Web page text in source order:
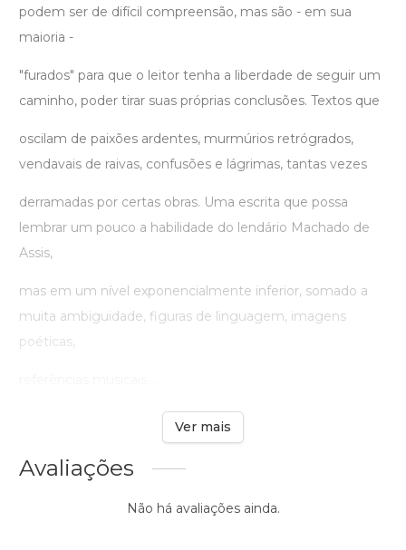
podem ser de difícil compreensão, mas são - em sua
maioria -
"furados" para que o leitor tenha a liberdade de seguir um
caminho, poder tirar suas próprias conclusões. Textos que
oscilam de paixões ardentes, murmúrios retrógrados,
vendavais de raivas, confusões e lágrimas, tantas vezes
derramadas por certas obras. Uma escrita que possa
lembrar um pouco a habilidade do lendário Machado de
Assis,
mas em um nível exponencialmente inferior, somado a
muita ambiguidade, figuras de linguagem, imagens
poéticas,
Ver mais
Avaliações
Não há avaliações ainda.